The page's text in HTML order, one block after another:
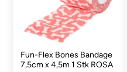
Fun-Flex Bones Bandage
7,5cm x 4,5m 1 Stk ROSA